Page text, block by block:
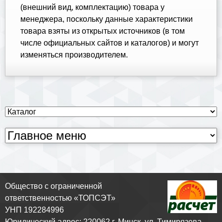
(внешний вид, комплектацию) товара у
менеджера, поскольку данные характеристики
товара взяты из открытых источников (в том
числе официальных сайтов и каталогов) и могут
изменяться производителем.
Общество с ограниченной
ответственностью «ТОПСЭТ»
УНП 192284996